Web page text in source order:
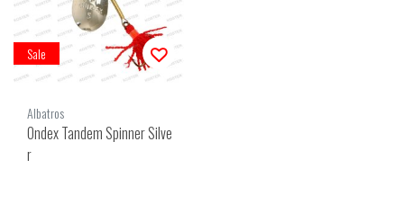
Sale
Albatros
Ondex Tandem Spinner Silve
r